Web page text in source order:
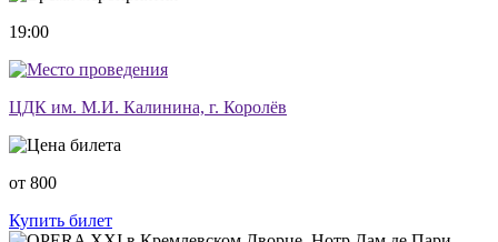
19:00
ЦДК им. М.И. Калинина, г. Королёв
от 800
Купить билет